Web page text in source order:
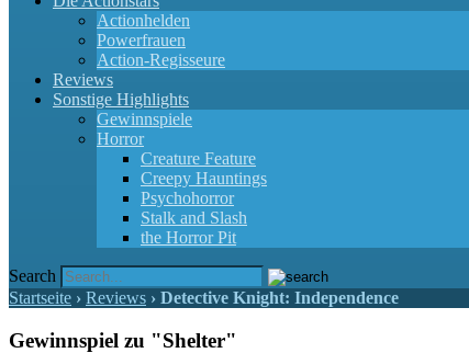
Actionhelden
Powerfrauen
Action-Regisseure
Reviews
Sonstige Highlights
Gewinnspiele
Horror
Creature Feature
Creepy Hauntings
Psychohorror
Stalk and Slash
the Horror Pit
Search
Startseite › Reviews › Detective Knight: Independence
Gewinnspiel zu "Shelter"